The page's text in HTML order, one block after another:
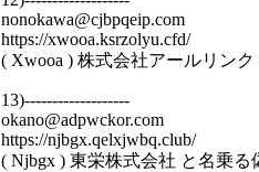
nonokawa@cjbpqeip.com
https://xwooa.ksrzolyu.cfd/
( Xwooa ) 株式会社アールリン
13)-------------------
okano@adpwckor.com
https://njbgx.qelxjwbq.club/
( Njbgx ) 東栄株式会社 と名乗る